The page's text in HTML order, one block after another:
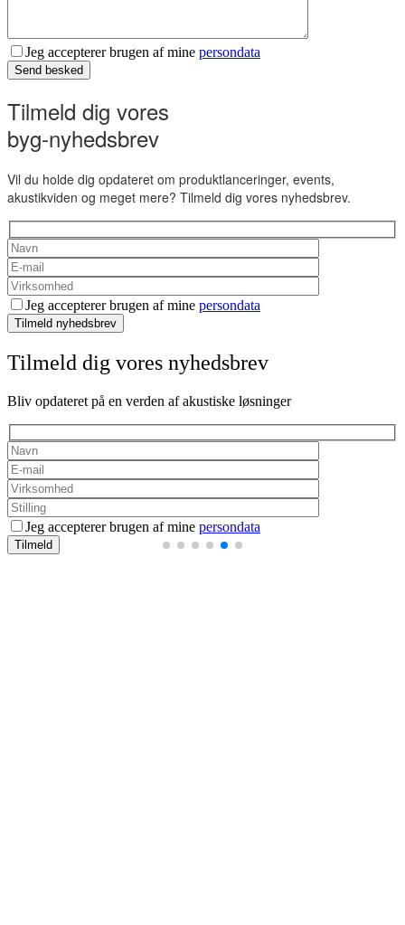
Jeg accepterer brugen af mine persondata
Send besked
Tilmeld dig vores
byg-nyhedsbrev
Vil du holde dig opdateret om produktlanceringer, events,
akustikviden og meget mere? Tilmeld dig vores nyhedsbrev.
Jeg accepterer brugen af mine persondata
Tilmeld nyhedsbrev
Tilmeld dig vores nyhedsbrev
Bliv opdateret på en verden af akustiske løsninger
Jeg accepterer brugen af mine persondata
Tilmeld